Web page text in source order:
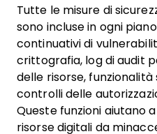
Tutte le misure di
sono incluse in ogni
continuativi di
crittografia, log di audit
delle risorse, funzionalità
controlli delle
Queste funzioni aiutano
risorse digitali da